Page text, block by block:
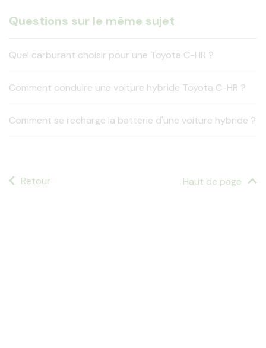
Questions sur le même sujet
Quel carburant choisir pour une Toyota C-HR ?
Comment conduire une voiture hybride Toyota C-HR ?
Comment se recharge la batterie d'une voiture hybride ?
Retour Haut de page